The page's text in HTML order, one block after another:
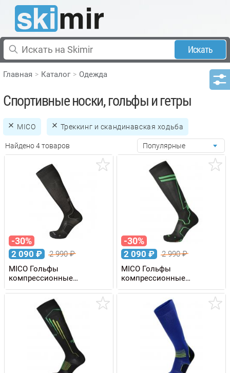
Искать
Главная Каталог Одежда
Спортивные носки, гольфы и гетры
MICO Треккинг и скандинавская ходьба
Найдено 4 товаров Популярные
-30%
2 090 ₽ 2 990₽
MICO Гольфы
компрессионные
COMPRESSION OXI-JET
-30%
2 090 ₽ 2 990₽
MICO Гольфы
компрессионные
COMPRESSION RUN